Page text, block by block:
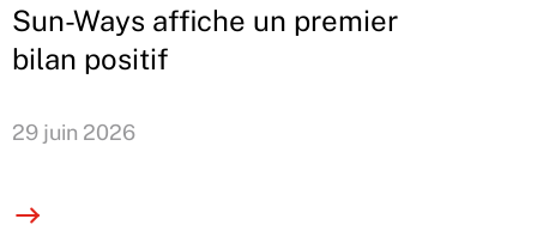
Sun-Ways affiche un premier
bilan positif
29 juin 2026